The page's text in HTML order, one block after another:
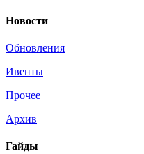
Новости
Обновления
Ивенты
Прочее
Архив
Гайды